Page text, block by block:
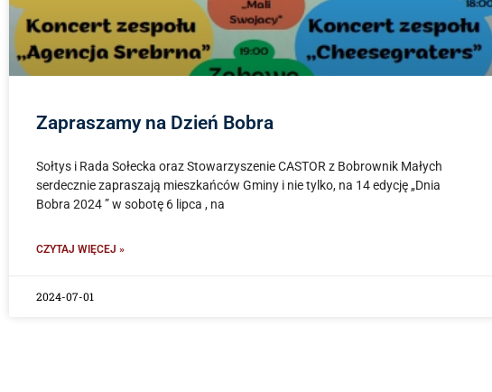
Zapraszamy na Dzień Bobra
Sołtys i Rada Sołecka oraz Stowarzyszenie CASTOR z Bobrownik Małych
serdecznie zapraszają mieszkańców Gminy i nie tylko, na 14 edycję „Dnia
Bobra 2024 ” w sobotę 6 lipca , na
CZYTAJ WIĘCEJ »
2024-07-01